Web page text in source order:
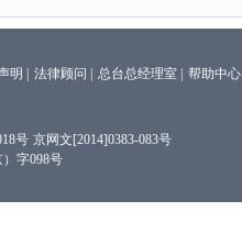
明 法律顾问 总台总经理室 帮助中心
号 京网文[2014]0383-083号
字098号